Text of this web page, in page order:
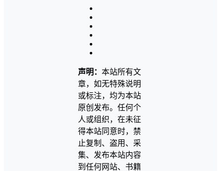
声明： 本站所有文
章，如无特殊说明
或标注，均为本站
原创发布。任何个
人或组织，在未征
得本站同意时，禁
止复制、盗用、采
集、发布本站内容
到任何网站、书籍